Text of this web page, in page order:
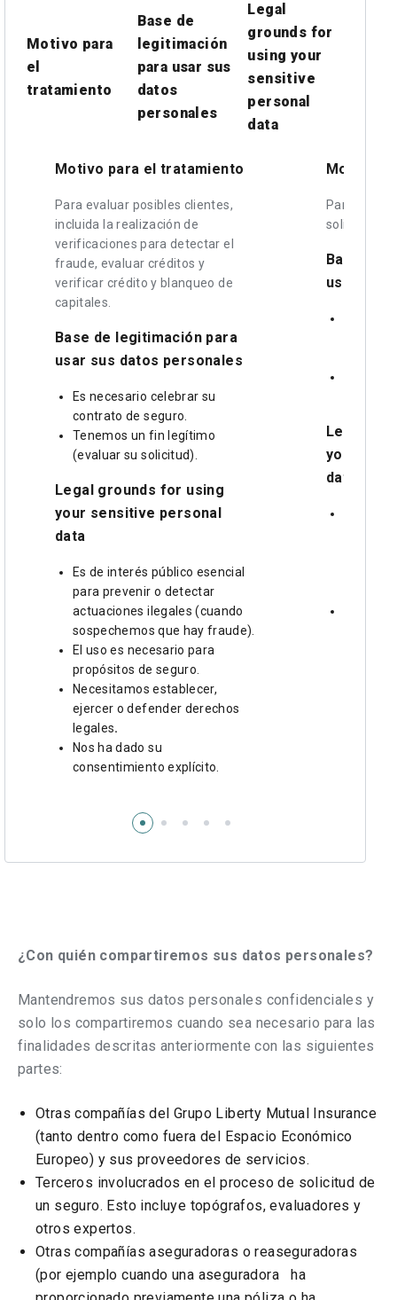
Motivo para
el
tratamiento
Base de
legitimación
para usar sus
datos
personales
Legal
grounds for
using your
sensitive
personal
data
Motivo para el tratamiento
Para evaluar posibles clientes,
incluida la realización de
verificaciones para detectar el
fraude, evaluar créditos y
verificar crédito y blanqueo de
capitales.
Base de legitimación para
usar sus datos personales
Es necesario celebrar su
contrato de seguro.
Tenemos un fin legítimo
(evaluar su solicitud).
Legal grounds for using
your sensitive personal
data
Es de interés público esencial
para prevenir o detectar
actuaciones ilegales (cuando
sospechemos que hay fraude).
El uso es necesario para
propósitos de seguro.
Necesitamos establecer,
ejercer o defender derechos
legales.
Nos ha dado su
consentimiento explícito.
Motivo
Para
solicitud de
Base de
usar sus
Legal
your
data
¿Con quién compartiremos sus datos personales?
Mantendremos sus datos personales confidenciales y
solo los compartiremos cuando sea necesario para las
finalidades descritas anteriormente con las siguientes
partes:
Otras compañías del Grupo Liberty Mutual Insurance
(tanto dentro como fuera del Espacio Económico
Europeo) y sus proveedores de servicios.
Terceros involucrados en el proceso de solicitud de
un seguro. Esto incluye topógrafos, evaluadores y
otros expertos.
Otras compañías aseguradoras o reaseguradoras
(por ejemplo cuando una aseguradora ha